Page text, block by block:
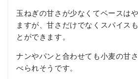
玉ねぎの甘さが少なくてベースは
ますが、甘さだけでなくスパイス
とができます。
ナンやパンと合わせても小麦の甘
べられそうです。